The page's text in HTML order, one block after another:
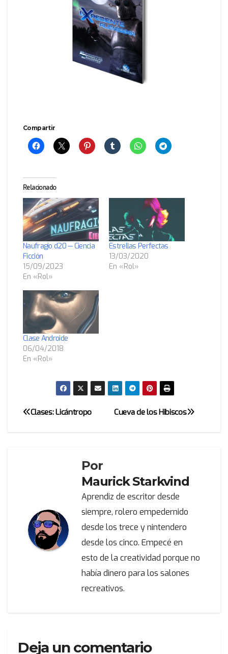
Compartir
Relacionado
Naufragio d20 — Ciencia
Ficción
15/09/2023
En «Rol»
Estrellas Perfectas
13/03/2020
En «Rol»
Clase Androide
06/04/2018
En «Rol»
Navegación
entradas
Cueva de los Hibiscos
Clases: Licántropo
Por
Maurick Starkvind
Aprendiz de escritor desde
siempre, rolero empedernido
desde los trece y nintendero
desde los cinco. Empecé en
esto de la creatividad porque no
había dinero para los salones
recreativos.
Deja un comentario